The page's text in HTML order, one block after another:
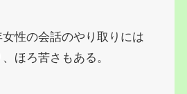
性の会話のやり取りには
ほろ苦さもある。